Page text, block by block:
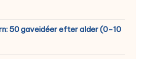
50 gaveidéer efter alder (0-10